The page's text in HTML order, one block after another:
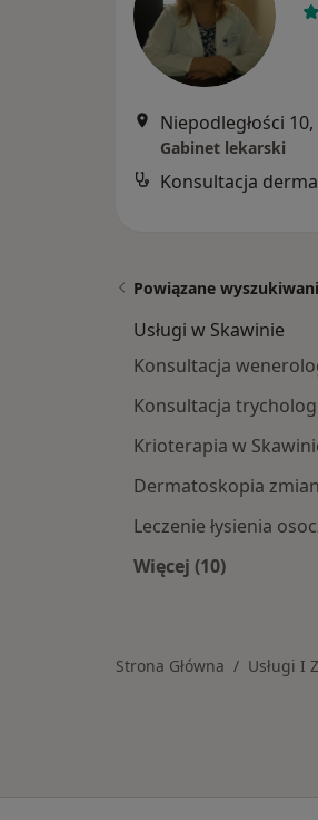
Niepodległości
Gabinet lekarski
Konsultacja
Powiązane
Usługi w Skawinie
Konsultacja
Konsultacja
Krioterapia w
Dermatoskopia
Leczenie łysienia
Więcej (10)
Strona Główna Usługi I